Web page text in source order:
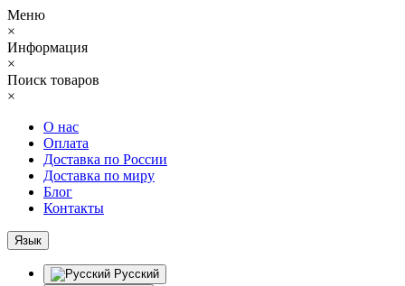
Меню
×
Информация
×
Поиск товаров
×
О нас
Оплата
Доставка по России
Доставка по миру
Блог
Контакты
Язык
Русский